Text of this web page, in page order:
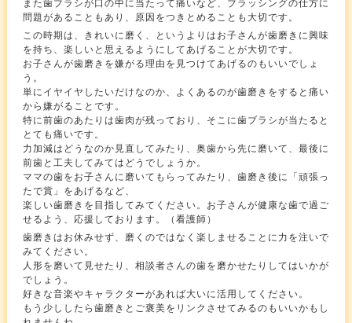
また歯ブラシが口の中に当たって痛いなど、ブラッシングの仕方に
問題があることもあり、原因をつきとめることも大切です。
この時期は、きれいに磨く、というよりはお子さんが歯磨きに興味
を持ち、楽しいと思えるようにしてあげることが大切です。
お子さんが歯磨きを嫌がる理由を見つけてあげるのもいいでしょ
う。
単にイヤイヤしたいだけなのか、よくあるのが歯磨きをすると痛い
から嫌がることです。
特に前歯のあたりは歯肉が残っており、そこに歯ブラシが当たると
とても痛いです。
力加減はどうなのか見直してみたり、奥歯から先に磨いて、最後に
前歯と工夫してみてはどうでしょうか。
ママの歯をお子さんに磨いてもらってみたり、歯磨き後に「頑張っ
たで賞」をあげるなど、
楽しい歯磨きを目指してみてください。お子さんが健康な歯で過ご
せるよう、応援しております。（看護師）
歯磨きはお休みせず、磨くのではなく楽しませることに力を注いで
みてください。
人形を磨いて見せたり、相談者さんの歯を磨かせたりしてはいかが
でしょう。
好きな音楽やキャラクターがあれば大いに活用してください。
もう少ししたら歯磨きとご褒美をリンクさせてみるのもいいかもし